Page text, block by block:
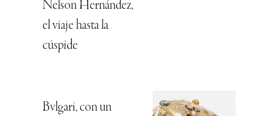
Nelson Hernández,
el viaje hasta la
cúspide
Bvlgari, con un